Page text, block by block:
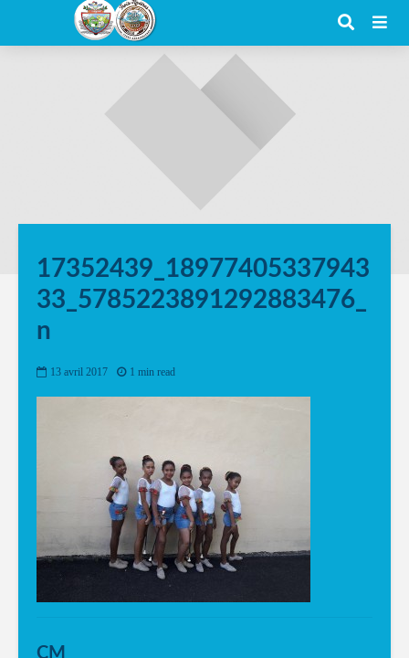
17352439_18977405337943
33_5785223891292883476_
n
13 avril 2017 1 min read
CM